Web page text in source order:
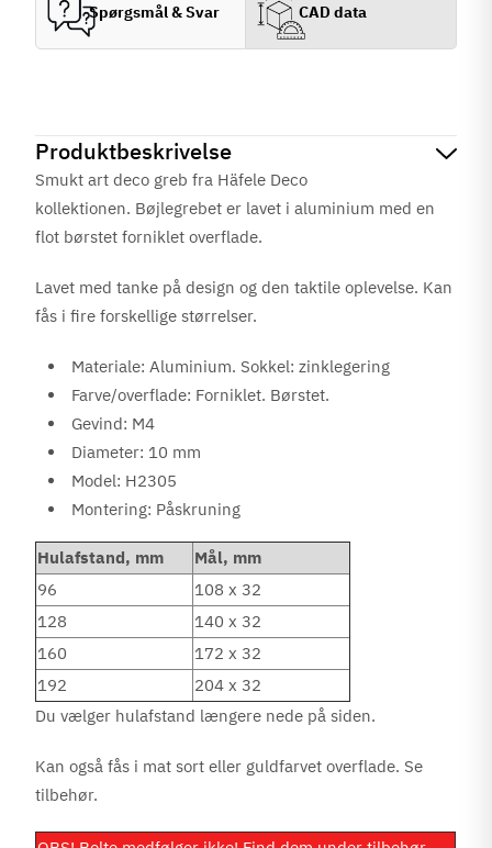
Produktbeskrivelse
Smukt art deco greb fra Häfele Deco
kollektionen. Bøjlegrebet er lavet i aluminium med en
flot børstet forniklet overflade.
Lavet med tanke på design og den taktile oplevelse. Kan
fås i fire forskellige størrelser.
Materiale: Aluminium. Sokkel: zinklegering
Farve/overflade: Forniklet. Børstet.
Gevind: M4
Diameter: 10 mm
Model: H2305
Montering: Påskruning
Hulafstand, mm
Mål, mm
96
108 x 32
128
140 x 32
160
172 x 32
192
204 x 32
Du vælger hulafstand længere nede på siden.
Kan også fås i mat sort eller guldfarvet overflade. Se
tilbehør.
Spørgsmål & Svar CAD data